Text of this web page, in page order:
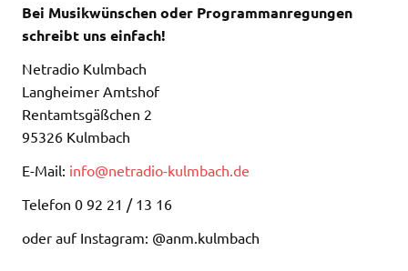
Bei Musikwünschen oder Programmanregungen
schreibt uns einfach!
Netradio Kulmbach
Langheimer Amtshof
Rentamtsgäßchen 2
95326 Kulmbach
E-Mail: info@netradio-kulmbach.de
Telefon 0 92 21 / 13 16
oder auf Instagram: @anm.kulmbach